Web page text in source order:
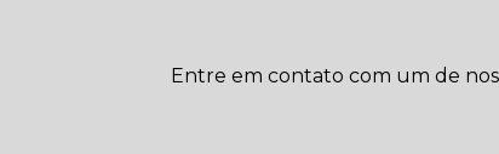
Entre em contato com um de